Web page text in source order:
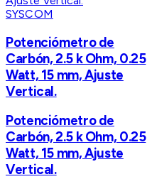
SYSCOM
Potenciómetro de
Carbón, 2.5 k Ohm, 0.25
Watt, 15 mm, Ajuste
Vertical.
Potenciómetro de
Carbón, 2.5 k Ohm, 0.25
Watt, 15 mm, Ajuste
Vertical.